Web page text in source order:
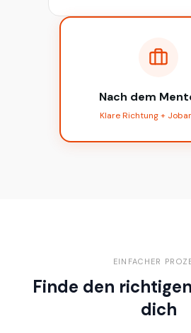
Nach dem
Klare Richtung +
EINFACHER
Finde den
dich